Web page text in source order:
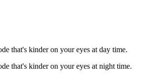
that's kinder on your eyes at day time.
that's kinder on your eyes at night time.